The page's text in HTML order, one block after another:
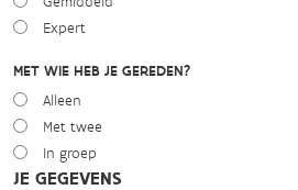
Expert
MET WIE HEB JE GEREDEN?
Alleen
Met twee
In groep
JE GEGEVENS